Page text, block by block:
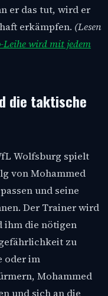
er das tut, wird er
erkämpfen. (Lesen
Leihe wird mit jedem
die taktische
Wolfsburg spielt
von Mohammed
und seine
Der Trainer wird
ihm die nötigen
zu
oder im
Mohammed
und sich an die